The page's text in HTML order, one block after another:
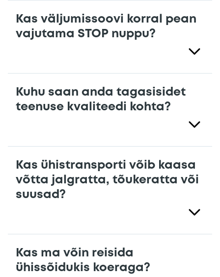
Kas väljumissoovi korral pean
vajutama STOP nuppu?
Kuhu saan anda tagasisidet
teenuse kvaliteedi kohta?
Kas ühistransporti võib kaasa
võtta jalgratta, tõukeratta või
suusad?
Kas ma võin reisida
ühissõidukis koeraga?